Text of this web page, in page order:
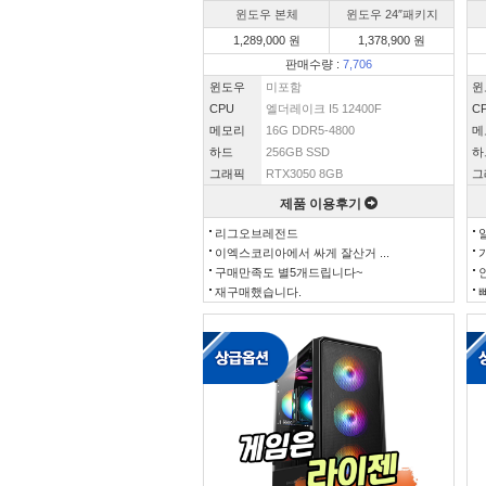
윈도우 본체
윈도우 24″패키지
1,289,000 원
1,378,900 원
판매수량 : 7,706
윈도우
미포함
CPU
엘더레이크 I5 12400F
메모리
16G DDR5-4800
하드
256GB SSD
그래픽
RTX3050 8GB
제품 이용후기
리그오브레전드
이엑스코리아에서 싸게 잘산거 ...
구매만족도 별5개드립니다~
재구매했습니다.
메
하